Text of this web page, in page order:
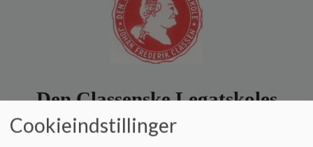
Den Classenske Legatskoles
Understøttelsesfond
Cookieindstillinger